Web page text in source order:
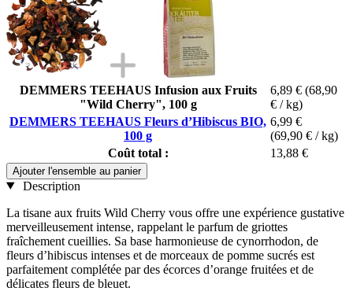
DEMMERS TEEHAUS Infusion aux Fruits
"Wild Cherry", 100 g
6,89 € (68,90
€ / kg)
DEMMERS TEEHAUS Fleurs d’Hibiscus BIO,
100 g
6,99 €
(69,90 € / kg)
Coût total :
13,88 €
Ajouter l'ensemble au panier
Description
La tisane aux fruits Wild Cherry vous offre une expérience gustative
merveilleusement intense, rappelant le parfum de griottes
fraîchement cueillies. Sa base harmonieuse de cynorrhodon, de
fleurs d’hibiscus intenses et de morceaux de pomme sucrés est
parfaitement complétée par des écorces d’orange fruitées et de
délicates fleurs de bleuet.